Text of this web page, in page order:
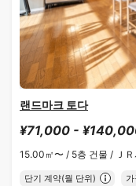
랜드마크 토다
¥71,000 -
15.00㎡〜 / 5층 건물 / Ｊ
단기 계약(월 단위)